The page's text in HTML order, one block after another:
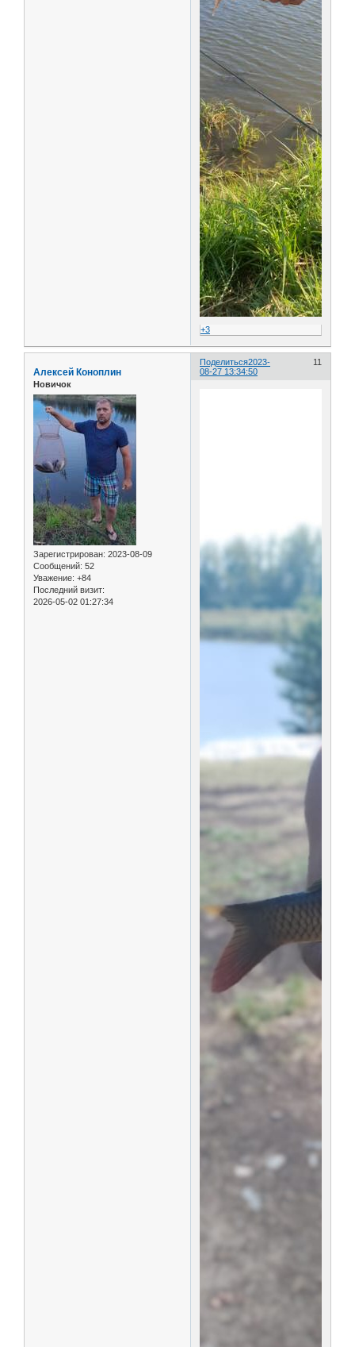
+3
Поделиться 11
2023-
08-27 13:34:50
Алексей Коноплин
Новичок
Зарегистрирован: 2023-08-09
Сообщений: 52
Уважение: +84
Последний визит:
2026-05-02 01:27:34